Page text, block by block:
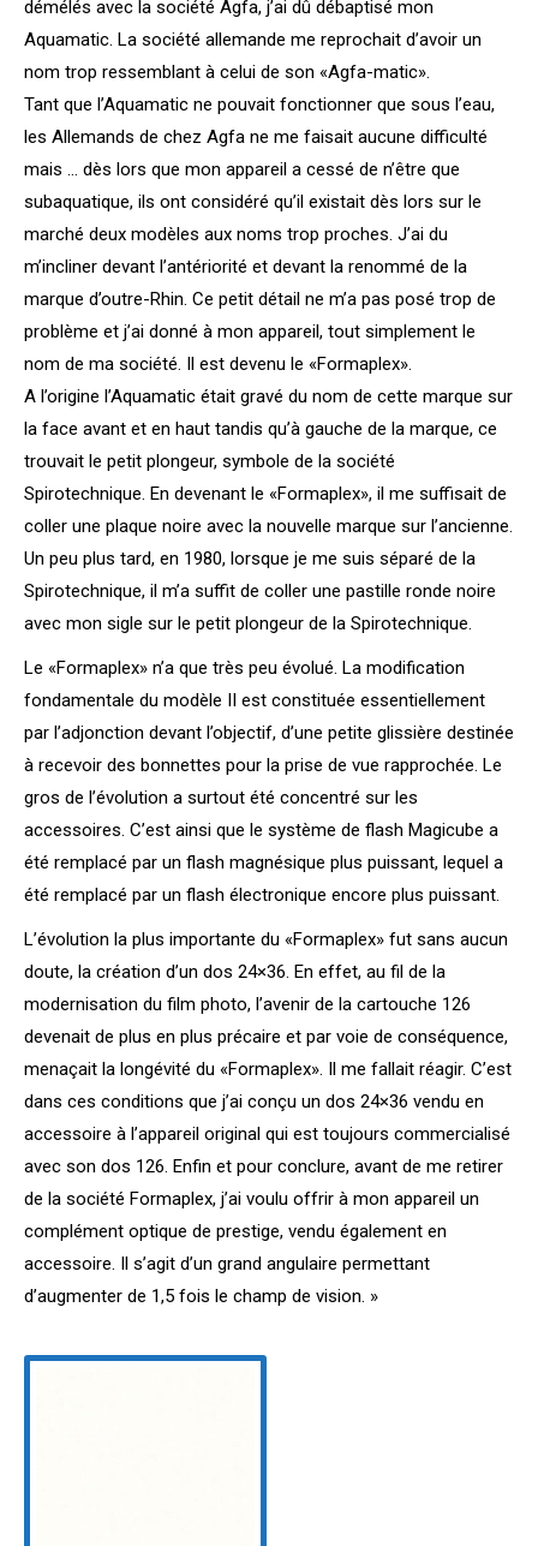
démélés avec la société Agfa, j’ai dû débaptisé mon
Aquamatic. La société allemande me reprochait d’avoir un
nom trop ressemblant à celui de son «Agfa-matic».
Tant que l’Aquamatic ne pouvait fonctionner que sous l’eau,
les Allemands de chez Agfa ne me faisait aucune difficulté
mais … dès lors que mon appareil a cessé de n’être que
subaquatique, ils ont considéré qu’il existait dès lors sur le
marché deux modèles aux noms trop proches. J’ai du
m’incliner devant l’antériorité et devant la renommé de la
marque d’outre-Rhin. Ce petit détail ne m’a pas posé trop de
problème et j’ai donné à mon appareil, tout simplement le
nom de ma société. Il est devenu le «Formaplex».
A l’origine l’Aquamatic était gravé du nom de cette marque sur
la face avant et en haut tandis qu’à gauche de la marque, ce
trouvait le petit plongeur, symbole de la société
Spirotechnique. En devenant le «Formaplex», il me suffisait de
coller une plaque noire avec la nouvelle marque sur l’ancienne.
Un peu plus tard, en 1980, lorsque je me suis séparé de la
Spirotechnique, il m’a suffit de coller une pastille ronde noire
avec mon sigle sur le petit plongeur de la Spirotechnique.
Le «Formaplex» n’a que très peu évolué. La modification
fondamentale du modèle II est constituée essentiellement
par l’adjonction devant l’objectif, d’une petite glissière destinée
à recevoir des bonnettes pour la prise de vue rapprochée. Le
gros de l’évolution a surtout été concentré sur les
accessoires. C’est ainsi que le système de flash Magicube a
été remplacé par un flash magnésique plus puissant, lequel a
été remplacé par un flash électronique encore plus puissant.
L’évolution la plus importante du «Formaplex» fut sans aucun
doute, la création d’un dos 24×36. En effet, au fil de la
modernisation du film photo, l’avenir de la cartouche 126
devenait de plus en plus précaire et par voie de conséquence,
menaçait la longévité du «Formaplex». Il me fallait réagir. C’est
dans ces conditions que j’ai conçu un dos 24×36 vendu en
accessoire à l’appareil original qui est toujours commercialisé
avec son dos 126. Enfin et pour conclure, avant de me retirer
de la société Formaplex, j’ai voulu offrir à mon appareil un
complément optique de prestige, vendu également en
accessoire. Il s’agit d’un grand angulaire permettant
d’augmenter de 1,5 fois le champ de vision. »